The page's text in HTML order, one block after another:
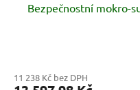
Bezpečnostní mokro-
11 238 Kč bez DPH